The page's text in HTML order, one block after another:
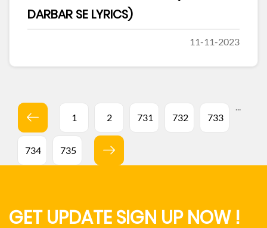
DARBAR SE LYRICS)
11-11-2023
1 2
...
731
732 733
734 735
GET UPDATE SIGN UP NOW !